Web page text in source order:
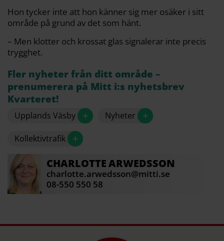
Hon tycker inte att hon känner sig mer osäker i sitt
område på grund av det som hänt.
– Men klotter och krossat glas signalerar inte precis
trygghet.
Fler nyheter från ditt område –
prenumerera på Mitt i:s nyhetsbrev
Kvarteret!
Upplands Väsby + Nyheter +
Kollektivtrafik +
CHARLOTTEARWEDSSON
charlotte.arwedsson@mitti.se
08-550 550 58